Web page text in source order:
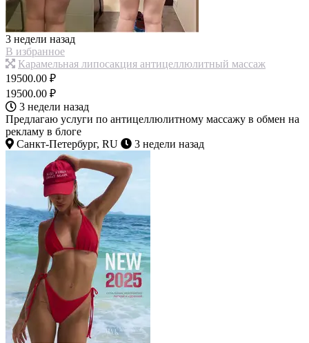
3 недели назад
В избранное
Карамельная липосакция антицеллюлитный массаж
19500.00 ₽
19500.00 ₽
3 недели назад
Предлагаю услуги по антицеллюлитному массажу в обмен на
рекламу в блоге
Санкт-Петербург, RU
3 недели назад